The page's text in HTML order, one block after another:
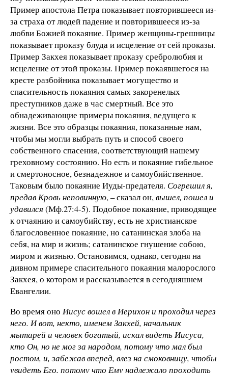
Пример апостола Петра показывает повторившееся из-
за страха от людей падение и повторившееся из-за
любви Божией покаяние. Пример женщины-грешницы
показывает проказу блуда и исцеление от сей проказы.
Пример Закхея показывает проказу сребролюбия и
исцеление от этой проказы. Пример покаявшегося на
кресте разбойника показывает могущество и
спасительность покаяния самых закоренелых
преступников даже в час смертный. Все это
обнадеживающие примеры покаяния, ведущего к
жизни. Все это образцы покаяния, показанные нам,
чтобы мы могли выбрать путь и способ своего
собственного спасения, соответствующий нашему
греховному состоянию. Но есть и покаяние гибельное
и смертоносное, безнадежное и самоубийственное.
Таковым было покаяние Иуды-предателя. Согрешил я,
предав Кровь неповинную, – сказал он,вышел, пошел и
удавился (Мф.27:4-5). Подобное покаяние, приводящее
к отчаянию и самоубийству, есть не христианское
благословенное покаяние, но сатанинская злоба на
себя, на мир и жизнь; сатанинское гнушение собою,
миром и жизнью. Остановимся, однако, сегодня на
дивном примере спасительного покаяния малорослого
Закхея, о котором и рассказывается в сегодняшнем
Евангелии.
Во время оно Иисус вошел в Иерихон и проходил через
него. И вот, некто, именем Закхей, начальник
мытарей и человек богатый, искал видеть Иисуса,
кто Он, но не мог за народом, потому что мал был
ростом, и, забежав вперед, влез на смоковницу, чтобы
увидеть Его, потому что Ему надлежало проходить